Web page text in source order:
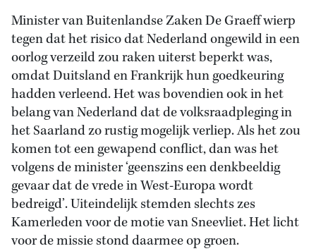
Minister van Buitenlandse Zaken De Graeff wierp
tegen dat het risico dat Nederland ongewild in een
oorlog verzeild zou raken uiterst beperkt was,
omdat Duitsland en Frankrijk hun goedkeuring
hadden verleend. Het was bovendien ook in het
belang van Nederland dat de volksraadpleging in
het Saarland zo rustig mogelijk verliep. Als het zou
komen tot een gewapend conflict, dan was het
volgens de minister ‘geenszins een denkbeeldig
gevaar dat de vrede in West-Europa wordt
bedreigd’. Uiteindelijk stemden slechts zes
Kamerleden voor de motie van Sneevliet. Het licht
voor de missie stond daarmee op groen.